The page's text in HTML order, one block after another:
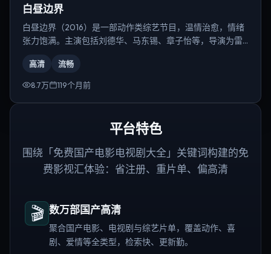
白昼边界
白昼边界（2016）是一部动作类综艺节目，温情治愈，情绪
张力饱满。主演包括刘德华、马东锡、章子怡等，导演为雷
高清 流畅
8.7万 119个月前
平台特色
围绕「免费国产电影电视剧大全」关键词构建的免
费影视汇体验：省注册、重片单、偏高清
🎬 数万部国产高清
聚合国产电影、电视剧与综艺片单，覆盖动作、喜
剧、爱情等全类型，检索快、更新勤。